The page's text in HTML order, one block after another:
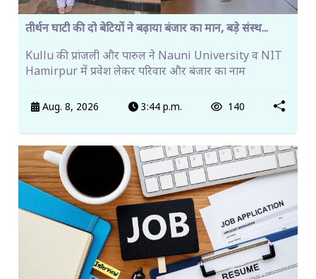
तीर्थन घाटी की दो बेटियों ने बढ़ाया बंजार का मान, बड़े संस्थ...
Kullu की प्रांजली और पारुल ने Nauni University व NIT
Hamirpur में प्रवेश लेकर परिवार और बंजार का नाम
Aug. 8, 2026 3:44 p.m. 140